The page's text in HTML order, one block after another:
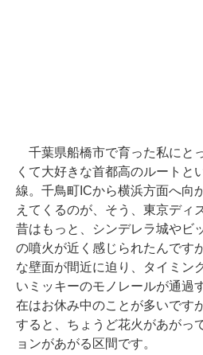
千葉県船橋市で育った私にと
くて大好きな首都高のルートと
線。千鳥町ICから横浜方面へ向
えてくるのが、そう、東京ディ
昔はもっと、シンデレラ城やビ
の噴火が近く感じられたんです
な壁面が間近に迫り、タイミン
いミッキーのモノレールが通過
在はお休み中のことが多いです
すると、ちょうど花火があが
ョンがあがる区間です。